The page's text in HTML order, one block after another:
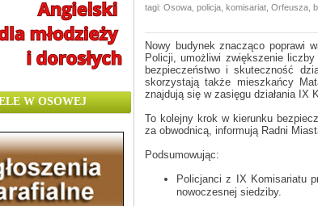
W OSOWEJ
tagi: Osowa policja komisariat Orfeusza
Nowy budynek znacząco poprawi
Policji, umożliwi zwiększenie
bezpieczeństwo i skuteczność
skorzystają także mieszkańcy
znajdują się w zasięgu działania IX
To kolejny krok w kierunku
za obwodnicą, informują Radni
Podsumowując:
Policjanci z IX Komisariatu
nowoczesnej siedziby.